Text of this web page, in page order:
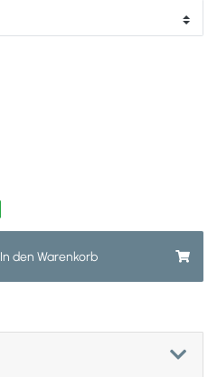
In den Warenkorb